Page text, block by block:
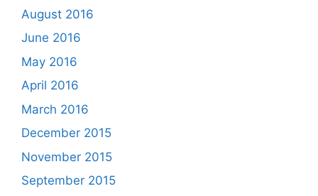
August 2016
June 2016
May 2016
April 2016
March 2016
December 2015
November 2015
September 2015